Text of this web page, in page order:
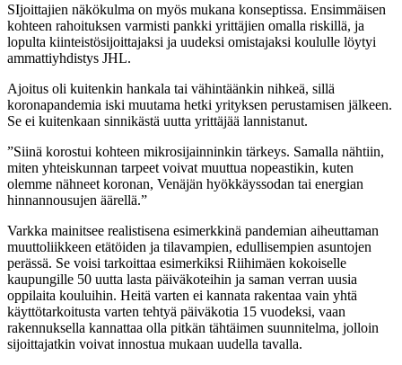
SIjoittajien näkökulma on myös mukana konseptissa. Ensimmäisen
kohteen rahoituksen varmisti pankki yrittäjien omalla riskillä, ja
lopulta kiinteistösijoittajaksi ja uudeksi omistajaksi koululle löytyi
ammattiyhdistys JHL.
Ajoitus oli kuitenkin hankala tai vähintäänkin nihkeä, sillä
koronapandemia iski muutama hetki yrityksen perustamisen jälkeen.
Se ei kuitenkaan sinnikästä uutta yrittäjää lannistanut.
”Siinä korostui kohteen mikrosijainninkin tärkeys. Samalla nähtiin,
miten yhteiskunnan tarpeet voivat muuttua nopeastikin, kuten
olemme nähneet koronan, Venäjän hyökkäyssodan tai energian
hinnannousujen äärellä.”
Varkka mainitsee realistisena esimerkkinä pandemian aiheuttaman
muuttoliikkeen etätöiden ja tilavampien, edullisempien asuntojen
perässä. Se voisi tarkoittaa esimerkiksi Riihimäen kokoiselle
kaupungille 50 uutta lasta päiväkoteihin ja saman verran uusia
oppilaita kouluihin. Heitä varten ei kannata rakentaa vain yhtä
käyttötarkoitusta varten tehtyä päiväkotia 15 vuodeksi, vaan
rakennuksella kannattaa olla pitkän tähtäimen suunnitelma, jolloin
sijoittajatkin voivat innostua mukaan uudella tavalla.